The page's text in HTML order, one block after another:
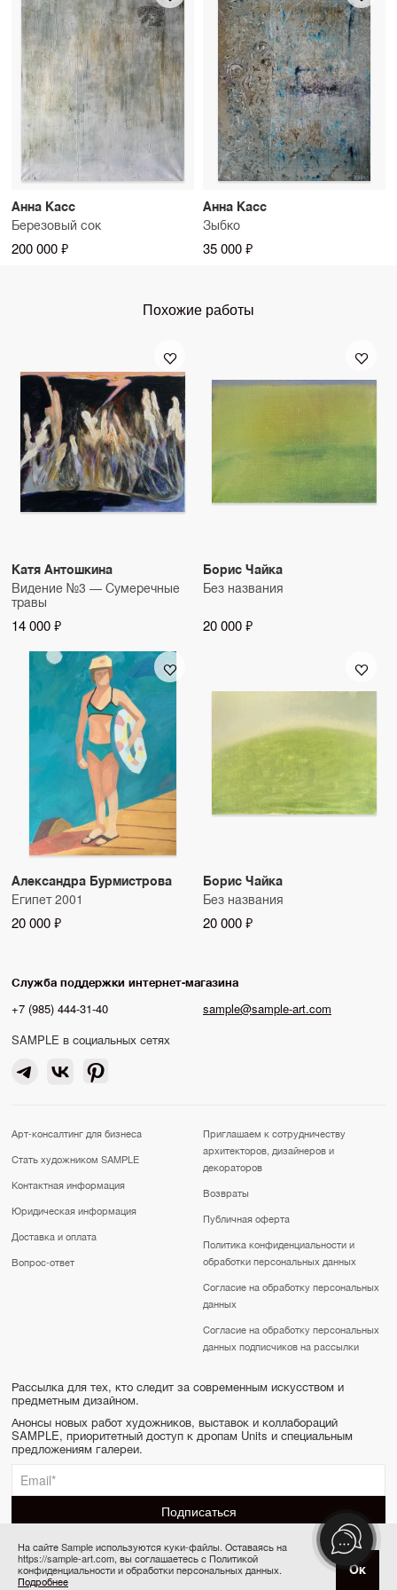
Купить за 150 000 ₽
Анна Касс
Березовый сок
200 000 ₽
Анна Касс
Зыбко
35 000 ₽
Похожие работы
Катя Антошкина
Видение №3 — Сумеречные
травы
14 000 ₽
Борис Чайка
Без названия
20 000 ₽
Александра Бурмистрова
Египет 2001
20 000 ₽
Борис Чайка
Без названия
20 000 ₽
Служба поддержки интернет-магазина
+7 (985) 444-31-40
sample@sample-art.com
SAMPLE в социальных сетях
Арт-консалтинг для бизнеса
Стать художником SAMPLE
Контактная информация
Юридическая информация
Доставка и оплата
Вопрос-ответ
Приглашаем к сотрудничеству
архитекторов, дизайнеров и
декораторов
Возвраты
Публичная оферта
Политика конфиденциальности и
обработки персональных данных
Согласие на обработку персональных
данных
Согласие на обработку персональных
данных подписчиков на рассылки
Рассылка для тех, кто следит за современным искусством и
предметным дизайном.
Анонсы новых работ художников, выставок и коллабораций
SAMPLE, приоритетный доступ к дропам Units и специальным
предложениям галереи.
SAMPLE | Online gallery & Auction © 2022-2026
Сделано в Апривер
На сайте Sample используются куки-файлы. Оставаясь на
https://sample-art.com, вы соглашаетесь с Политикой
конфиденциальности и обработки персональных данных.
Подробнее
Ок